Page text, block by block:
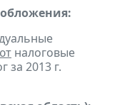
налоговые
за 2013 г.